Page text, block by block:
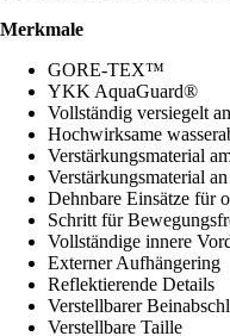
Merkmale
GORE-TEX™
YKK AquaGuard®
Vollständig versiegelt
Hochwirksame
Verstärkungsmaterial
Verstärkungsmaterial
Dehnbare Einsätze für
Schritt für
Vollständige innere
Externer Aufhängering
Reflektierende Details
Verstellbarer
Verstellbare Taille